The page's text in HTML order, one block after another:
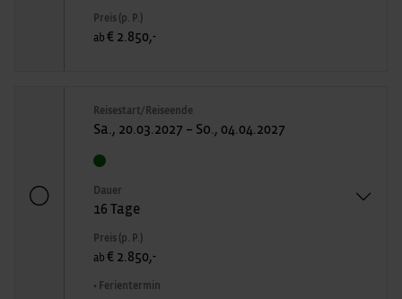
Preis (p. P.)
ab € 2.850,-
Reisestart/Reiseende
Sa., 20.03.2027 – So., 04.04.2027
Dauer
16 Tage
Preis (p. P.)
ab € 2.850,-
• Ferientermin